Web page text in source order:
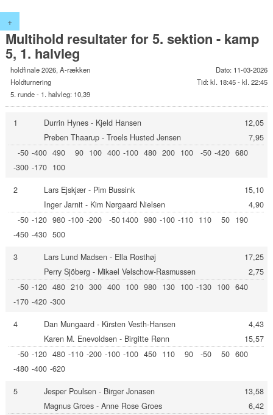
+
Multihold resultater for 5. sektion - kamp
5, 1. halvleg
holdfinale 2026, A-rækken
Holdturnering
5. runde - 1. halvleg: 10,39
Dato: 11-03-2026
Tid: kl. 18:45 - kl. 22:45
1 Durrin Hynes - Kjeld Hansen
12,05
Preben Thaarup - Troels Husted Jensen
7,95
-50 -400 490 90 100 400 -100 480 200 100 -50 -420 680
-300 -170 100
2 Lars Ejskjær - Pim Bussink
15,10
Inger Jarnit - Kim Nørgaard Nielsen
4,90
-50 -120 980 -100 -200 -501400 980 -100 -110 110 50 190
-450 -430 500
3 Lars Lund Madsen - Ella Rosthøj
17,25
Perry Sjöberg - Mikael Velschow-Rasmussen
2,75
-50 -120 480 210 300 400 100 980 130 100 -130 100 640
-170 -420 -300
4 Dan Mungaard - Kirsten Vesth-Hansen
4,43
Karen M. Enevoldsen - Birgitte Rønn
15,57
-50 -120 480 -110 -200 -100 -100 450 110 90 -50 50 600
-480 -400 -620
5 Jesper Poulsen - Birger Jonasen
13,58
Magnus Groes - Anne Rose Groes
6,42